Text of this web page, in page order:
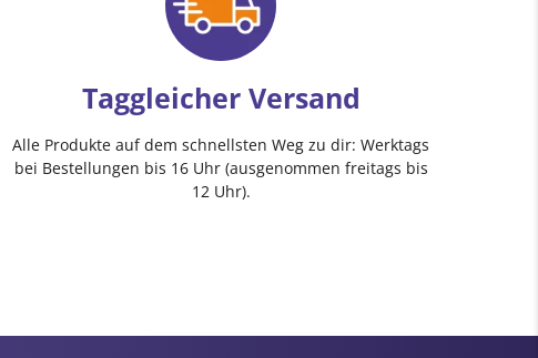
Taggleicher Versand
Alle Produkte auf dem schnellsten Weg zu dir: Werktags
bei Bestellungen bis 16 Uhr (ausgenommen freitags bis
12 Uhr).